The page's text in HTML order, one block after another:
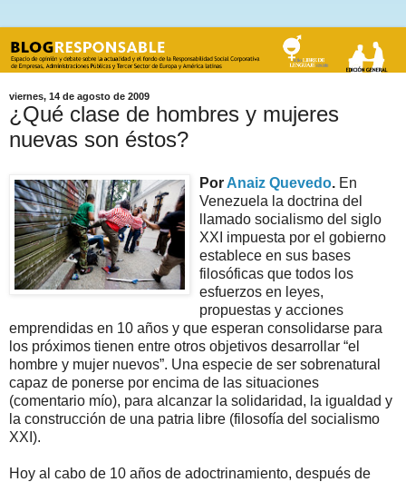
viernes, 14 de agosto de 2009
¿Qué clase de hombres y mujeres
nuevas son éstos?
Por Anaiz Quevedo. En
Venezuela la doctrina del
llamado socialismo del siglo
XXI impuesta por el gobierno
establece en sus bases
filosóficas que todos los
esfuerzos en leyes,
propuestas y acciones
emprendidas en 10 años y que esperan consolidarse para
los próximos tienen entre otros objetivos desarrollar “el
hombre y mujer nuevos”. Una especie de ser sobrenatural
capaz de ponerse por encima de las situaciones
(comentario mío), para alcanzar la solidaridad, la igualdad y
la construcción de una patria libre (filosofía del socialismo
XXI).
Hoy al cabo de 10 años de adoctrinamiento, después de